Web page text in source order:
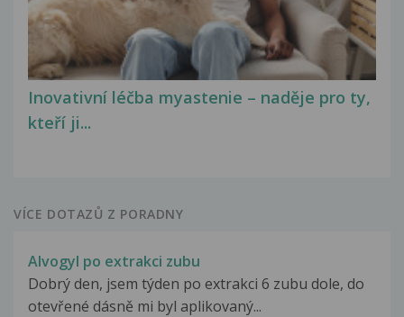
Inovativní léčba myastenie – naděje pro ty,
kteří ji...
VÍCE DOTAZŮ Z PORADNY
Alvogyl po extrakci zubu
Dobrý den, jsem týden po extrakci 6 zubu dole, do
otevřené dásně mi byl aplikovaný...